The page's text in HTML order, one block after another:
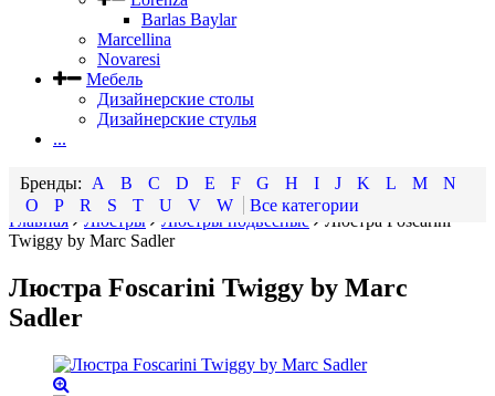
Barlas Baylar
Marcellina
Novaresi
Мебель
Дизайнерские столы
Дизайнерские стулья
...
A B C D E F G H I J K L M
N
O
P R S T U V W
Все категории
Главная
Люстры Люстры подвесные
Люстра Foscarini
Twiggy by Marc Sadler
Люстра Foscarini Twiggy by Marc
Sadler